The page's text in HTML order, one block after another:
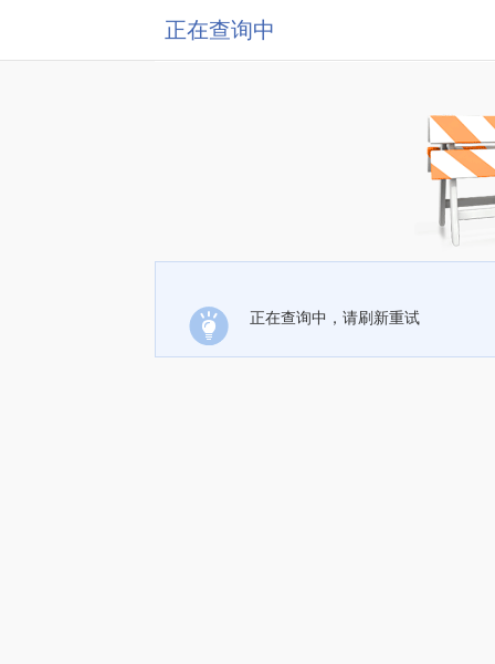
正在查询中
正在查询中，请刷新重试